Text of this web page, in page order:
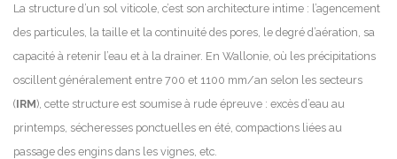
La structure d’un sol viticole, c’est son architecture intime : l’agencement
des particules, la taille et la continuité des pores, le degré d’aération, sa
capacité à retenir l’eau et à la drainer. En Wallonie, où les précipitations
oscillent généralement entre 700 et 1100 mm/an selon les secteurs
(IRM), cette structure est soumise à rude épreuve : excès d’eau au
printemps, sécheresses ponctuelles en été, compactions liées au
passage des engins dans les vignes, etc.